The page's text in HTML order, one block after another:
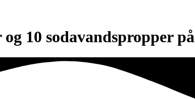
10 sodavandspropper